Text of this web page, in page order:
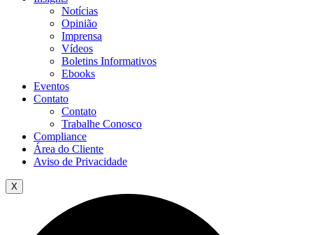
Notícias
Opinião
Imprensa
Vídeos
Boletins Informativos
Ebooks
Eventos
Contato
Contato
Trabalhe Conosco
Compliance
Área do Cliente
Aviso de Privacidade
X